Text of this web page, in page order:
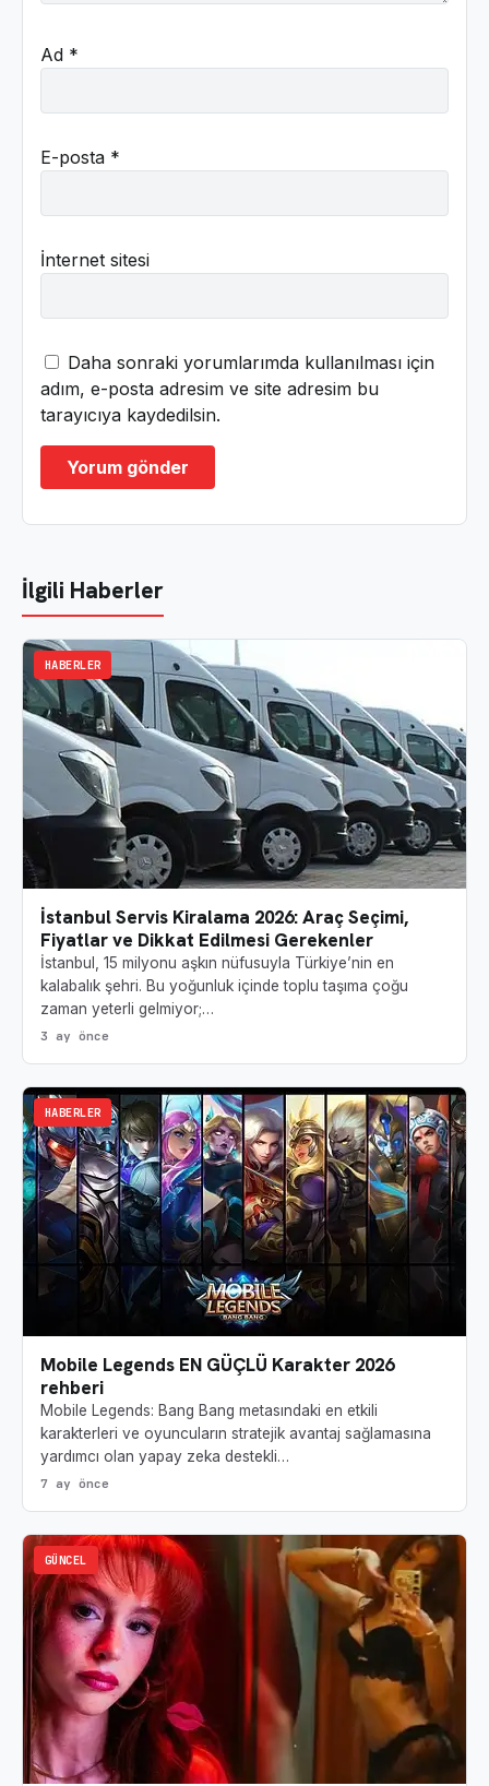
Ad *
E-posta *
İnternet sitesi
Daha sonraki yorumlarımda kullanılması için
adım, e-posta adresim ve site adresim bu
tarayıcıya kaydedilsin.
İlgili Haberler
HABERLER
İstanbul Servis Kiralama 2026: Araç Seçimi,
Fiyatlar ve Dikkat Edilmesi Gerekenler
İstanbul, 15 milyonu aşkın nüfusuyla Türkiye’nin en
kalabalık şehri. Bu yoğunluk içinde toplu taşıma çoğu
zaman yeterli gelmiyor;…
3 ay önce
HABERLER
Mobile Legends EN GÜÇLÜ Karakter 2026
rehberi
Mobile Legends: Bang Bang metasındaki en etkili
karakterleri ve oyuncuların stratejik avantaj sağlamasına
yardımcı olan yapay zeka destekli…
7 ay önce
GÜNCEL